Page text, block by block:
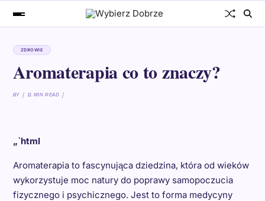
ZDROWIE
Aromaterapia co to znaczy?
BY 11 MIN READ
„`html
Aromaterapia to fascynująca dziedzina, która od wieków
wykorzystuje moc natury do poprawy samopoczucia
fizycznego i psychicznego. Jest to forma medycyny